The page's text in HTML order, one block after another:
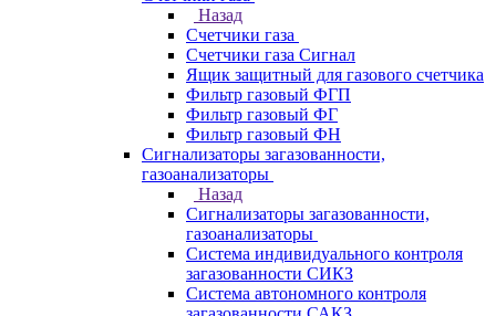
Назад
Счетчики газа
Счетчики газа Сигнал
Ящик защитный для газового счетчика
Фильтр газовый ФГП
Фильтр газовый ФГ
Фильтр газовый ФН
Сигнализаторы загазованности,
газоанализаторы
Назад
Сигнализаторы загазованности,
газоанализаторы
Система индивидуального контроля
загазованности СИКЗ
Система автономного контроля